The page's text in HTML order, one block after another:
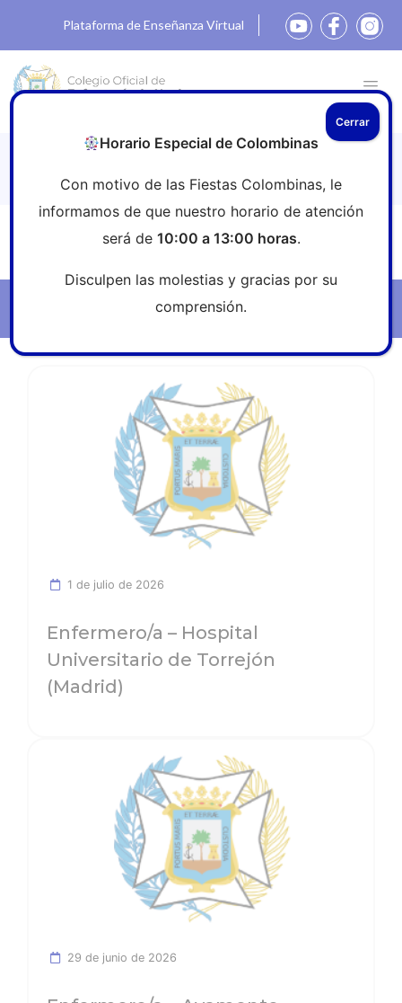
Plataforma de Enseñanza Virtual
Profesión»Ofertas de Empleo
1 de julio de 2026
Enfermero/a – Hospital
Universitario de Torrejón
(Madrid)
29 de junio de 2026
Horario Especial de Colombinas
Con motivo de las Fiestas Colombinas, le
informamos de que nuestro horario de atención
será de 10:00 a 13:00 horas.
Disculpen las molestias y gracias por su
comprensión.
Cerrar